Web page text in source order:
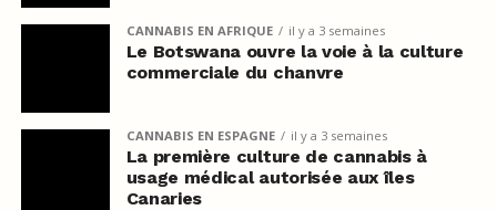
CANNABIS EN AFRIQUE il y a 3 semaines
Le Botswana ouvre la voie à la culture
commerciale du chanvre
CANNABIS EN ESPAGNE il y a 3 semaines
La première culture de cannabis à
usage médical autorisée aux îles
Canaries